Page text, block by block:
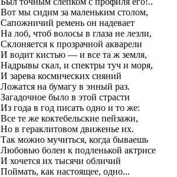
Вот мы сидим за маленьким столом,
Сапожничий ремень он надевает
На лоб, чтоб волосы в глаза не лезли,
Склоняется к прозрачной акварели
И водит кистью — и все та ж земля,
Надрывы скал, и спектры туч и моря,
И зарева космических сияний
Ложатся на бумагу в энный раз.
Загадочное было в этой страсти
Из года в год писать одно и то же:
Все те же коктебельские пейзажи,
Но в гераклитовом движенье их.
Так можно мучиться, когда бываешь
Любовью болен к подленькой актрисе
И хочется их тысячи обличий
Поймать, как настоящее, одно...